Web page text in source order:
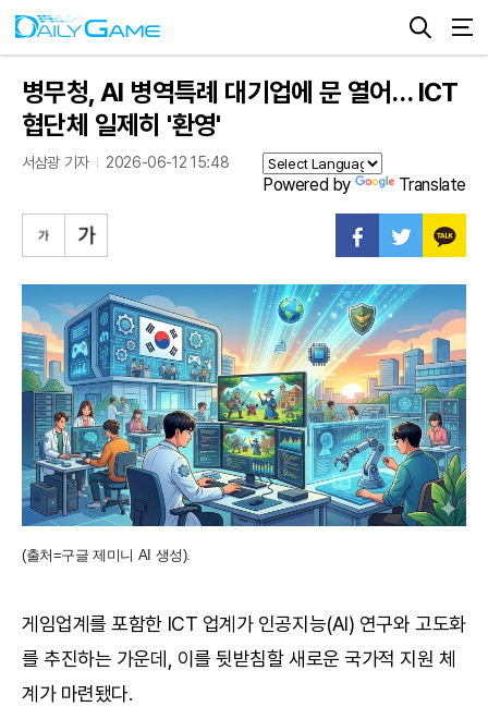
병무청, AI 병역특례 대기업에 문 열어… ICT
협단체 일제히 '환영'
서삼광 기자 2026-06-12 15:48
Powered by Translate
(출처=구글 제미니 AI 생성).
게임업계를 포함한 ICT 업계가 인공지능(AI) 연구와 고도화
를 추진하는 가운데, 이를 뒷받침할 새로운 국가적 지원 체
계가 마련됐다.